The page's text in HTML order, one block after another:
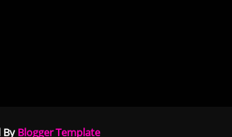
By Blogger Template